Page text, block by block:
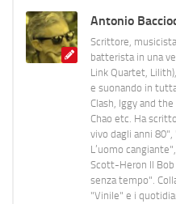
Antonio
Scrittore,
batterista in una
Link Quartet,
e suonando in
Clash, Iggy and
Chao etc. Ha
vivo dagli anni
L’uomo
Scott-Heron Il Bob
senza tempo".
"Vinile" e i